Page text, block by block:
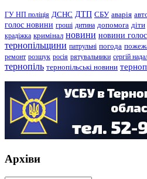
ГУ НП поліція ДСНС ДТП СБУ аварія
голос новини гроші дитина допомога діти
крадіжка кримінал новини новини голос
тернопільщини патрульні погода
ремонт розшук росія рятувальники сергій
тернопіль тернопільські новини
Архіви